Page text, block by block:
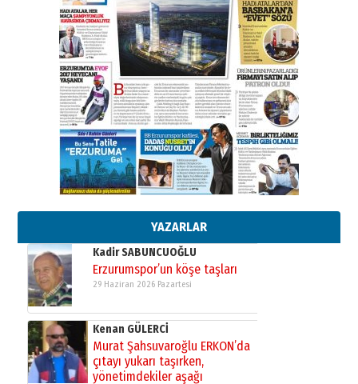
YAZARLAR
28 Temmuz 2026 Salı
Ahmet Gökhan YAZICI
Ahmed Yesevi’den bir Alperen…
”Reisimiz” idi… Hakka yürüdü.!
26 Mart 2026 Perşembe
Cem Bakırcı
Ardında bıraktığı hatıralarıyla
gönül adamı Faruk Terzioğlu!
13 Mayıs 2026 Çarşamba
Esat BİNDESEN
Başkan Sekmen’den Erzurum’a
bir vizyon proje daha!
02 Ağustos 2026 Pazar
Kadir SABUNCUOĞLU
Erzurumspor’un köşe taşları
29 Haziran 2026 Pazartesi
Kenan GÜLERCİ
Murat Şahsuvaroğlu ERKON’da
çıtayı yukarı taşırken,
yönetimdekiler aşağı